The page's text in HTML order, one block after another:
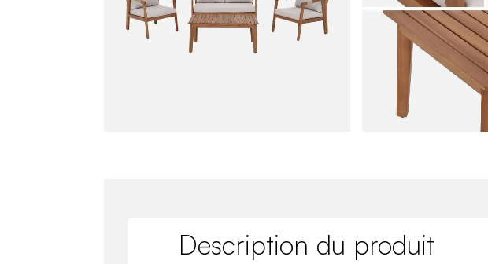
Description du produit